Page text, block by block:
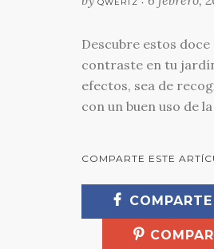
Descubre estos
contraste en tu
efectos, sea de
con un buen uso de
COMPARTE ESTE